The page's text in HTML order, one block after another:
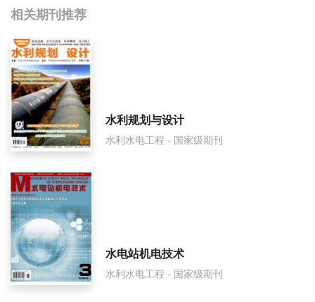
相关提问
中国水利水电科学研究院学报影响因子是多少？
中国水利水电科学研究院学报怎么样？
中国水利水电科学研究院学报面费如何收取？
中国水利水电科学研究院学报是什么级别刊物？
中国水利水电科学研究院学报审稿要多久？
中国水利水电科学研究院学报是国家级期刊吗？
相关期刊推荐
水利规划与设计
水利水电工程 - 国家级期刊
水电站机电技术
水利水电工程 - 国家级期刊